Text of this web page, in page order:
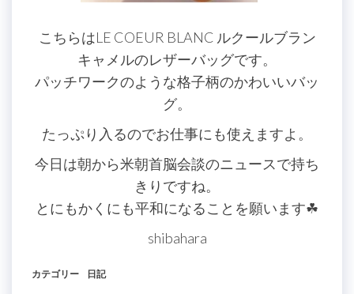
こちらはLE COEUR BLANC ルクールブラン
キャメルのレザーバッグです。
パッチワークのような格子柄のかわいいバッ
グ。
たっぷり入るのでお仕事にも使えますよ。
今日は朝から米朝首脳会談のニュースで持ち
きりですね。
とにもかくにも平和になることを願います☘
shibahara
カテゴリー 日記